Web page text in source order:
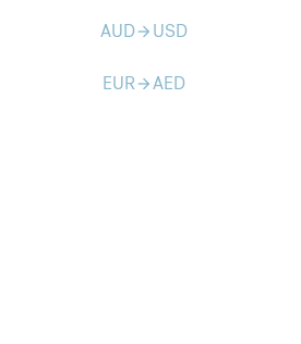
AUDarrow_forward USD
EURarrow_forwardAED